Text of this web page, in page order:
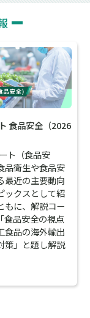
食品安全（2026
ト（食品安
品衛生や食品安
最近の主要動向
ックスとして紹
もに、解説コー
食品安全の視点
食品の海外輸出
策」と題し解説